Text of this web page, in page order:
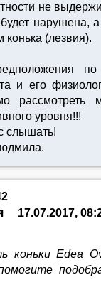
не
нарушена,
конька (лезвия).
по
и его
рассмотреть
уровня!!!
слышать!
17.07.2017,
коньки Edea